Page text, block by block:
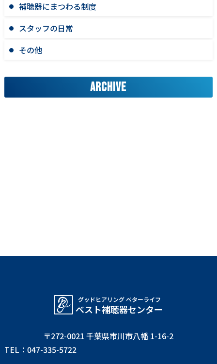
補聴器にまつわる制度
スタッフの日常
その他
ARCHIVE
グッドヒアリング ベターライフ
べスト補聴器センター
〒272-0021 千葉県市川市八幡 1-16-2
TEL：047-335-5722